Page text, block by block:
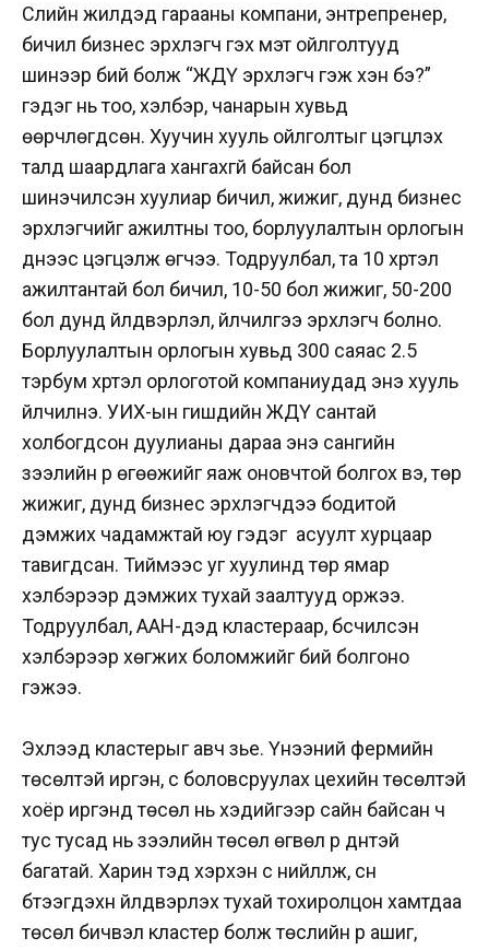
Сүүлийн жилүүдэд гарааны компани, энтрепренер,
бичил бизнес эрхлэгч гэх мэт ойлголтууд
шинээр бий болж “ЖДҮ эрхлэгч гэж хэн бэ?”
гэдэг нь тоо, хэлбэр, чанарын хувьд
өөрчлөгдсөн. Хуучин хууль ойлголтыг цэгцлэх
талд шаардлага хангахгүй байсан бол
шинэчилсэн хуулиар бичил, жижиг, дунд бизнес
эрхлэгчийг ажилтны тоо, борлуулалтын орлогын
үүднээс цэгцэлж өгчээ. Тодруулбал, та 10 хүртэл
ажилтантай бол бичил, 10-50 бол жижиг, 50-200
бол дунд үйлдвэрлэл, үйлчилгээ эрхлэгч болно.
Борлуулалтын орлогын хувьд 300 саяас 2.5
тэрбум хүртэл орлоготой компаниудад энэ хууль
үйлчилнэ. УИХ-ын гишүүдийн ЖДҮ сантай
холбогдсон дуулианы дараа энэ сангийн
зээлийн үр өгөөжийг яаж оновчтой болгох вэ, төр
жижиг, дунд бизнес эрхлэгчдээ бодитой
дэмжих чадамжтай юу гэдэг асуулт хурцаар
тавигдсан. Тиймээс уг хуулинд төр ямар
хэлбэрээр дэмжих тухай заалтууд оржээ.
Тодруулбал, ААН-үүдэд кластераар, бүсчилсэн
хэлбэрээр хөгжих боломжийг бий болгоно
гэжээ.
Эхлээд кластерыг авч үзье. Үнээний фермийн
төсөлтэй иргэн, сүү боловсруулах цехийн төсөлтэй
хоёр иргэнд төсөл нь хэдийгээр сайн байсан ч
тус тусад нь зээлийн төсөл өгвөл үр дүнтэй
багатай. Харин тэд хэрхэн сүү нийлүүлж, сүүн
бүтээгдэхүүн үйлдвэрлэх тухай тохиролцон хамтдаа
төсөл бичвэл кластер болж төслийн үр ашиг,